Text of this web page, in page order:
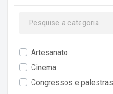
Artesanato
Cinema
Congressos e palestras